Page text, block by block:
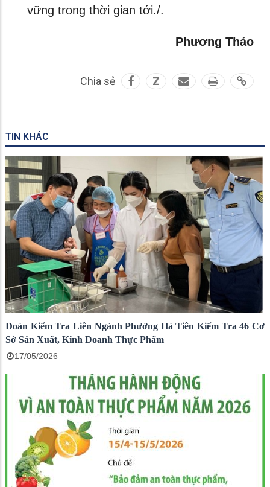
vững trong thời gian tới./.
Phương Thảo
Chia sẻ Z
TIN KHÁC
Đoàn Kiểm Tra Liên Ngành Phường Hà Tiên Kiểm Tra 46 Cơ
Sở Sản Xuất, Kinh Doanh Thực Phẩm
17/05/2026